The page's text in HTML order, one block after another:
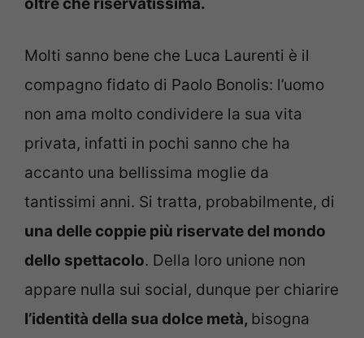
Molti sanno bene che Luca Laurenti è il
compagno fidato di Paolo Bonolis: l’uomo
non ama molto condividere la sua vita
privata, infatti in pochi sanno che ha
accanto una bellissima moglie da
tantissimi anni. Si tratta, probabilmente, di
una delle coppie più riservate del mondo
dello spettacolo. Della loro unione non
appare nulla sui social, dunque per chiarire
l’identità della sua dolce metà, bisogna